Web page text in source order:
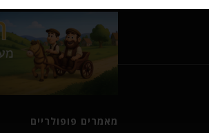
מאמרים פופולריים